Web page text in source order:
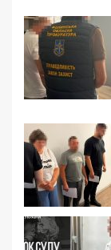
грозит срок
права
срок до трех
– Сейчас
делать
заместитель
ГУНП Украины